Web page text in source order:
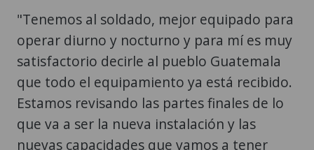
"Tenemos al soldado, mejor equipado para
operar diurno y nocturno y para mí es muy
satisfactorio decirle al pueblo Guatemala
que todo el equipamiento ya está recibido.
Estamos revisando las partes finales de lo
que va a ser la nueva instalación y las
nuevas capacidades que vamos a tener